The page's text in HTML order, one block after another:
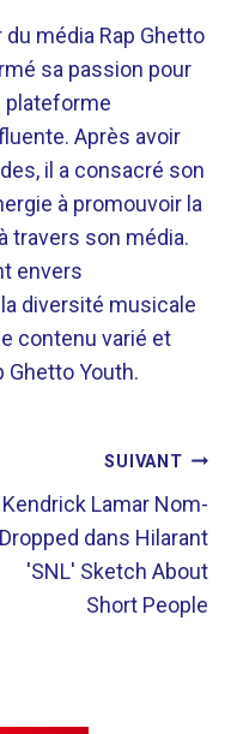
du média Rap Ghetto
sa passion pour
plateforme
Après avoir
il a consacré son
à promouvoir la
travers son média.
envers
diversité musicale
contenu varié et
Ghetto Youth.
SUIVANT
Kendrick Lamar Nom-
Dropped dans Hilarant
'SNL' Sketch About
Short People